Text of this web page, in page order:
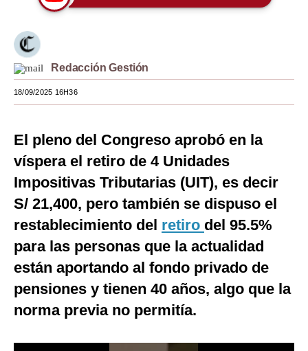
Lujo
Viajes
Estilos
Mundo
EEUU
México
España
Internacional
Redacción Gestión
18/09/2025 16H36
El pleno del Congreso aprobó en la
víspera el retiro de 4 Unidades
Impositivas Tributarias (UIT), es decir
S/ 21,400, pero también se dispuso el
restablecimiento del retiro del 95.5%
para las personas que la actualidad
están aportando al fondo privado de
pensiones y tienen 40 años, algo que la
norma previa no permitía.